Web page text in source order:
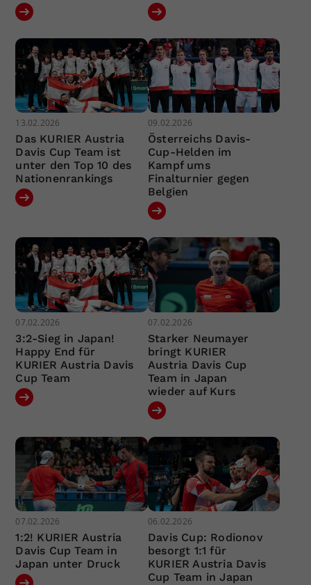
13.02.2026
Das KURIER Austria
Davis Cup Team ist
unter den Top 10 des
Nationenrankings
09.02.2026
Österreichs Davis-
Cup-Helden im
Kampf ums
Finalturnier gegen
Belgien
07.02.2026
3:2-Sieg in Japan!
Happy End für
KURIER Austria Davis
Cup Team
07.02.2026
Starker Neumayer
bringt KURIER
Austria Davis Cup
Team in Japan
wieder auf Kurs
07.02.2026
1:2! KURIER Austria
Davis Cup Team in
Japan unter Druck
06.02.2026
Davis Cup: Rodionov
besorgt 1:1 für
KURIER Austria Davis
Cup Team in Japan